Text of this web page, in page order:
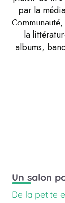
par la
la
albums,
Un salon
De la petite